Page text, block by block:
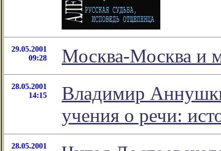
29.05.2001
09:28
Москва-Москва и
28.05.2001
14:15
Владимир
учения о речи:
28.05.2001